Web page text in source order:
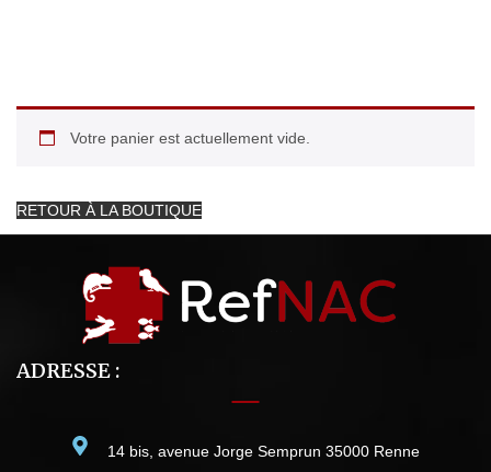
Votre panier est actuellement vide.
RETOUR À LA BOUTIQUE
ADRESSE :
14 bis, avenue Jorge Semprun 35000 Renne